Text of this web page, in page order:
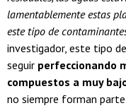
lamentablemente estas
este tipo de
investigador, este tipo
seguir perfeccionando
compuestos a muy
no siempre forman